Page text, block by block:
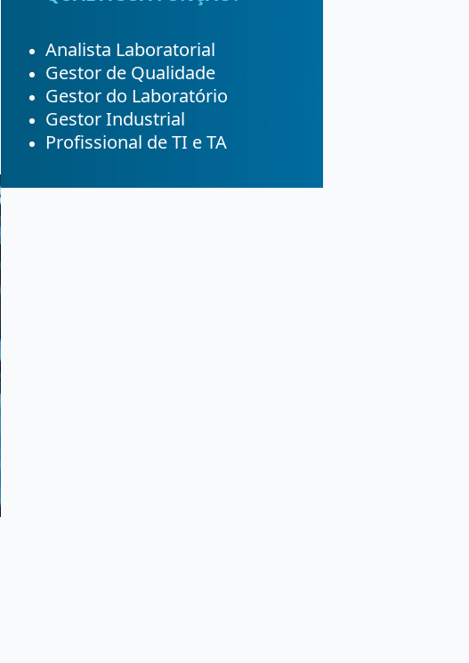
Analista Laboratorial
Gestor de Qualidade
Gestor do Laboratório
Gestor Industrial
Profissional de TI e TA